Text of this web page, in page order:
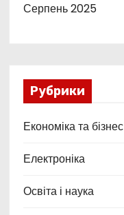
Серпень 2025
Рубрики
Економіка та бізнес
Електроніка
Освіта і наука